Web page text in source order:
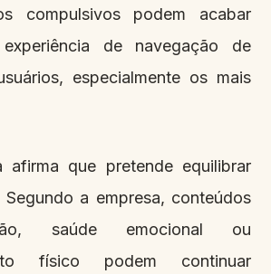
compulsivos podem acabar
de navegação de
especialmente os mais
afirma que pretende equilibrar
Segundo a empresa, conteúdos
saúde emocional ou
físico podem continuar